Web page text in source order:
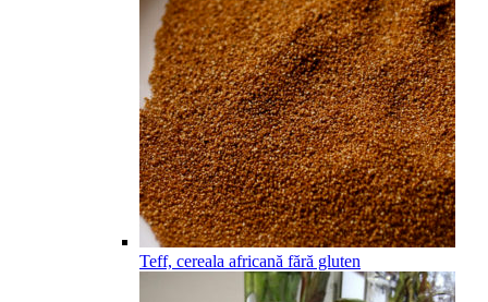
Teff, cereala africană fără gluten